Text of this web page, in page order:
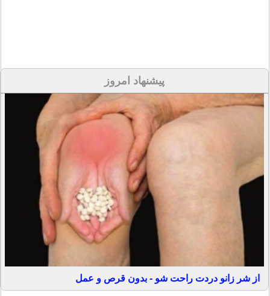
پیشنهاد امروز
از شر زانو دردت راحت شو - بدون قرص و عمل